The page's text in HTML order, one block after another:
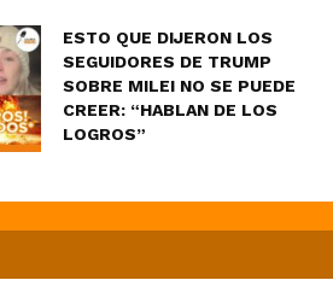
ESTO QUE DIJERON LOS
SEGUIDORES DE TRUMP
SOBRE MILEI NO SE PUEDE
CREER: “HABLAN DE LOS
LOGROS”